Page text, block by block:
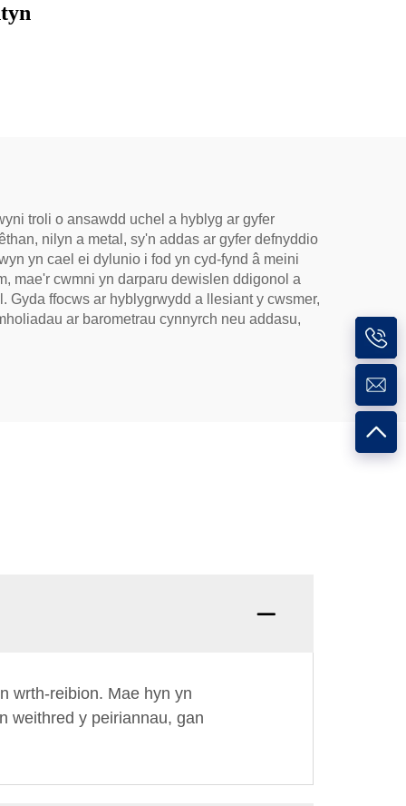
troli o ansawdd uchel a hyblyg ar gyfer
nilyn a metal, sy'n addas ar gyfer defnyddio
yn cael ei dylunio i fod yn cyd-fynd â meini
mae'r cwmni yn darparu dewislen ddigonol a
ffocws ar hyblygrwydd a llesiant y cwsmer,
ar barometrau cynnyrch neu addasu,
wrth-reibion. Mae hyn yn
weithred y peiriannau, gan